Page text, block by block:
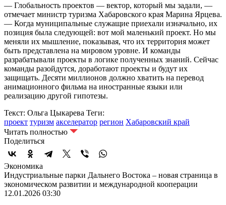
— Глобальность проектов — вектор, который мы задали, —
отмечает министр туризма Хабаровского края Марина Ярцева.
— Когда муниципальные служащие приехали изначально, их
позиция была следующей: вот мой маленький проект. Но мы
меняли их мышление, показывая, что их территория может
быть представлена на мировом уровне. И команды
разрабатывали проекты в логике полученных знаний. Сейчас
команды разойдутся, доработают проекты и будут их
защищать. Десяти миллионов должно хватить на перевод
анимационного фильма на иностранные языки или
реализацию другой гипотезы.
Текст: Ольга Цыкарева Теги:
проект туризм акселератор регион Хабаровский край
Читать полностью
Поделиться
Экономика
Индустриальные парки Дальнего Востока – новая страница в
экономическом развитии и международной кооперации
12.01.2026 03:30